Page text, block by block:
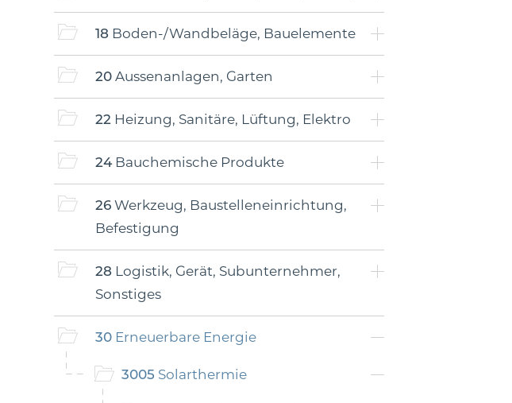
18 Boden-/Wandbeläge, Bauelemente
20 Aussenanlagen, Garten
22 Heizung, Sanitäre, Lüftung, Elektro
24Bauchemische Produkte
26 Werkzeug, Baustelleneinrichtung,
Befestigung
28 Logistik, Gerät, Subunternehmer,
Sonstiges
30 Erneuerbare Energie
3005 Solarthermie